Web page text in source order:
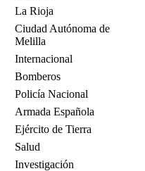
La Rioja
Ciudad Autónoma de
Melilla
Internacional
Bomberos
Policía Nacional
Armada Española
Ejército de Tierra
Salud
Investigación